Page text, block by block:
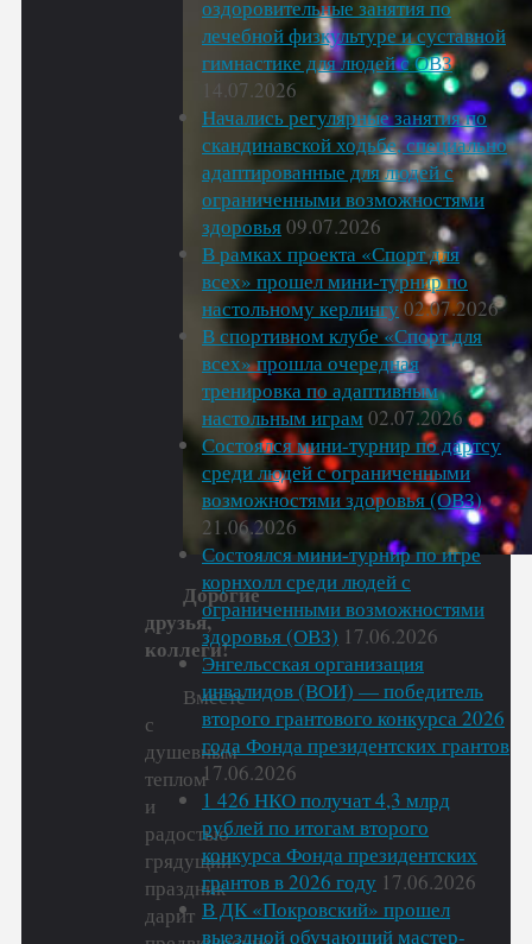
Дорогие
друзья,
коллеги!
Вместе
с
душевным
теплом
и
радостью
грядущий
праздник
дарит
оздоровительные занятия по
лечебной физкультуре и суставной
гимнастике для людей с ОВЗ
14.07.2026
Начались регулярные занятия по
скандинавской ходьбе, специально
адаптированные для людей с
ограниченными возможностями
здоровья09.07.2026
В рамках проекта «Спорт для
всех» прошел мини-турнир по
настольному керлингу02.07.2026
В спортивном клубе «Спорт для
всех» прошла очередная
тренировка по адаптивным
настольным играм02.07.2026
Состоялся мини-турнир по дартсу
среди людей с ограниченными
возможностями здоровья (ОВЗ)
21.06.2026
Состоялся мини-турнир по игре
корнхолл среди людей с
ограниченными возможностями
здоровья (ОВЗ) 17.06.2026
Энгельсская организация
инвалидов (ВОИ) — победитель
второго грантового конкурса 2026
года Фонда президентских грантов
17.06.2026
1 426 НКО получат 4,3 млрд
рублей по итогам второго
конкурса Фонда президентских
грантов в 2026 году 17.06.2026
В ДК «Покровский» прошел
выездной обучающий мастер-